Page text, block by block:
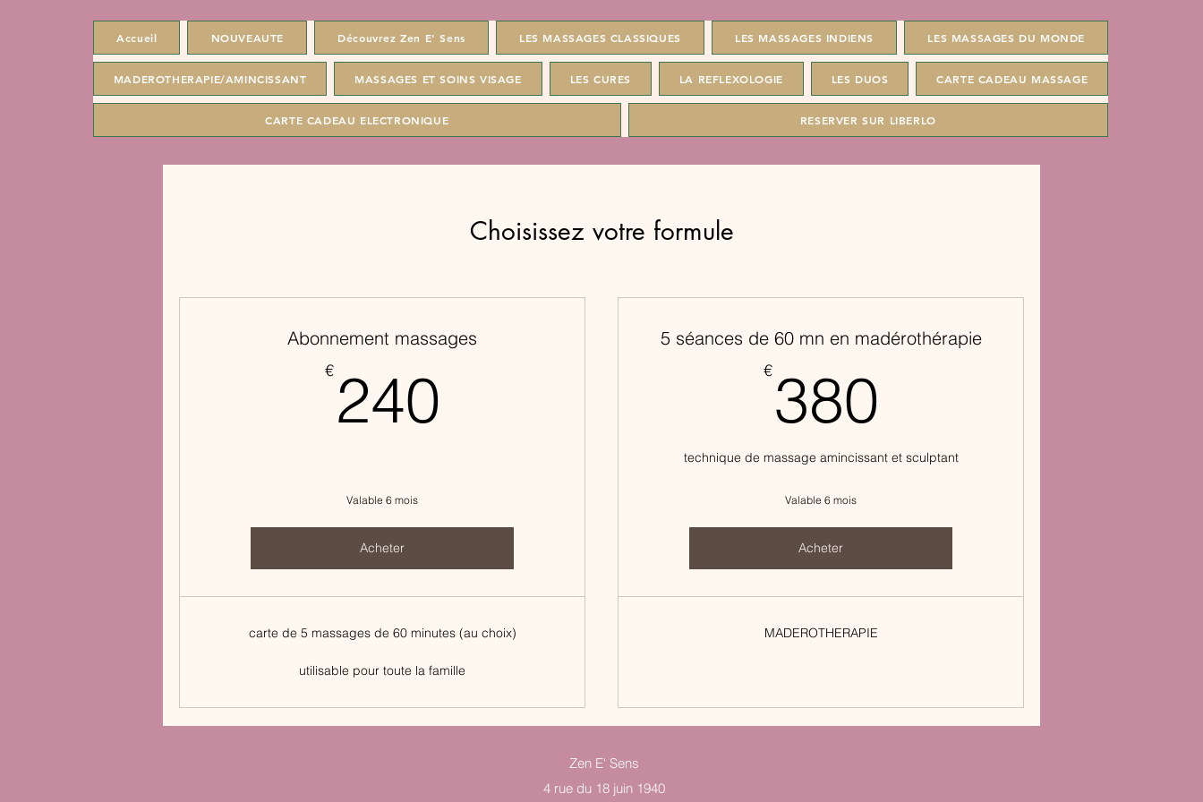
Accueil NOUVEAUTE Découvrez Zen E' Sens LES MASSAGES CLASSIQUES LES MASSAGES INDIENS LES MASSAGES DU MONDE
MADEROTHERAPIE/AMINCISSANT MASSAGES ET SOINS VISAGE LES CURES LA REFLEXOLOGIE LES DUOS CARTE CADEAU MASSAGE
CARTE CADEAU ELECTRONIQUE RESERVER SUR LIBERLO
Choisissez votre formule
Abonnement massages
€ 240
Valable 6 mois
Acheter
carte de 5 massages de 60 minutes (au choix)
utilisable pour toute la famille
5 séances de 60 mn en madérothérapie
€380
technique de massage amincissant et sculptant
Valable 6 mois
Acheter
MADEROTHERAPIE
Zen E' Sens
4 rue du 18 juin 1940